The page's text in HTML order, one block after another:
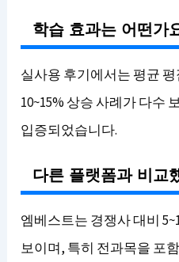
학습 효과는 어떤가
실사용 후기에서는 평균
10~15% 상승 사례가 다수
입증되었습니다.
다른 플랫폼과 비교
엠베스트는 경쟁사 대비
보이며, 특히 전과목을 포